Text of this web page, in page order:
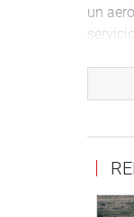
un
“El
las
real